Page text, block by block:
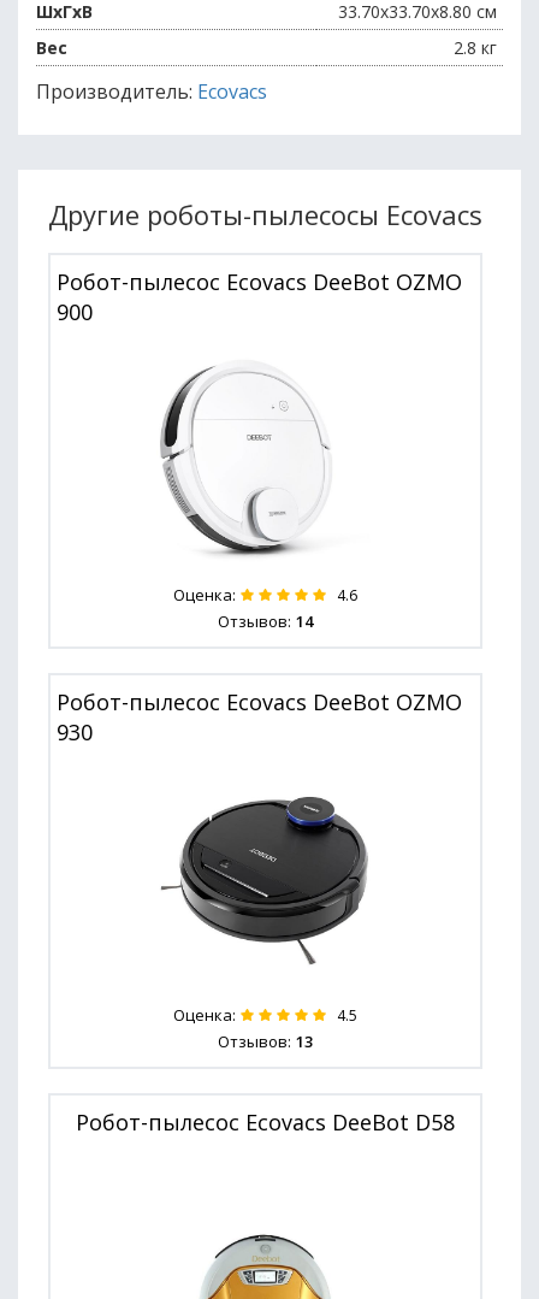
ШхГхВ
33.70x33.70x8.80 см
Вес
2.8 кг
Производитель: Ecovacs
Другие роботы-пылесосы Ecovacs
Робот-пылесос Ecovacs DeeBot OZMO
900
Оценка: 4.6
Отзывов: 14
Робот-пылесос Ecovacs DeeBot OZMO
930
Оценка: 4.5
Отзывов: 13
Робот-пылесос Ecovacs DeeBot D58